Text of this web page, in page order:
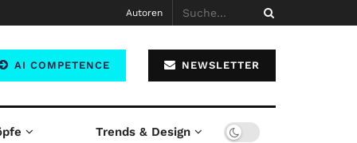
Autoren
AI COMPETENCE NEWSLETTER
Trends & Design